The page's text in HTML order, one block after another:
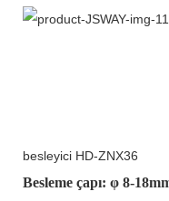
besleyici HD-ZNX36
Besleme çapı: φ 8-